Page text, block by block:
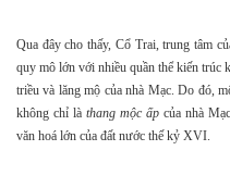
Qua đây cho thấy, Cổ Trai, trung tâm
quy mô lớn với nhiều quần thể kiến trúc
triều và lăng mộ của nhà Mạc. Do đó,
không chỉ là thang mộc ấpcủa nhà
văn hoá lớn của đất nước thế kỷ XVI.